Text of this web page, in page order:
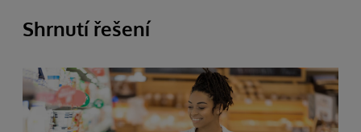
Shrnutí řešení